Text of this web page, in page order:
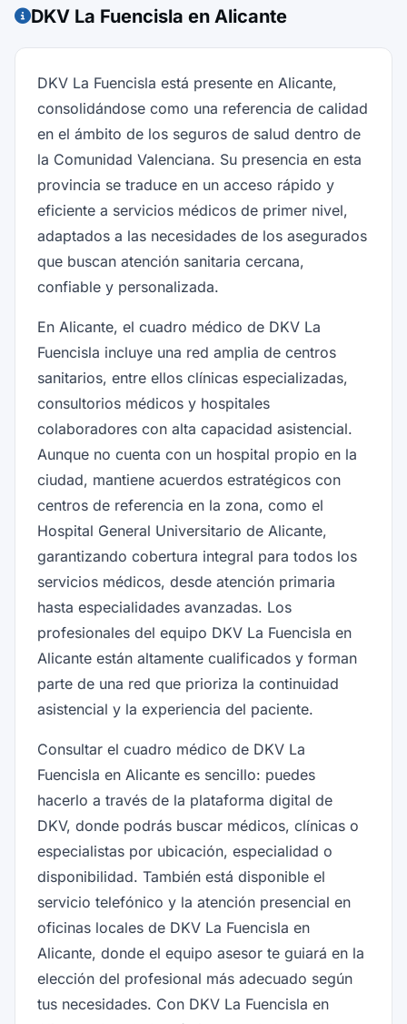
DKV La Fuencisla en Alicante
DKV La Fuencisla está presente en Alicante,
consolidándose como una referencia de calidad
en el ámbito de los seguros de salud dentro de
la Comunidad Valenciana. Su presencia en esta
provincia se traduce en un acceso rápido y
eficiente a servicios médicos de primer nivel,
adaptados a las necesidades de los asegurados
que buscan atención sanitaria cercana,
confiable y personalizada.
En Alicante, el cuadro médico de DKV La
Fuencisla incluye una red amplia de centros
sanitarios, entre ellos clínicas especializadas,
consultorios médicos y hospitales
colaboradores con alta capacidad asistencial.
Aunque no cuenta con un hospital propio en la
ciudad, mantiene acuerdos estratégicos con
centros de referencia en la zona, como el
Hospital General Universitario de Alicante,
garantizando cobertura integral para todos los
servicios médicos, desde atención primaria
hasta especialidades avanzadas. Los
profesionales del equipo DKV La Fuencisla en
Alicante están altamente cualificados y forman
parte de una red que prioriza la continuidad
asistencial y la experiencia del paciente.
Consultar el cuadro médico de DKV La
Fuencisla en Alicante es sencillo: puedes
hacerlo a través de la plataforma digital de
DKV, donde podrás buscar médicos, clínicas o
especialistas por ubicación, especialidad o
disponibilidad. También está disponible el
servicio telefónico y la atención presencial en
oficinas locales de DKV La Fuencisla en
Alicante, donde el equipo asesor te guiará en la
elección del profesional más adecuado según
tus necesidades. Con DKV La Fuencisla en